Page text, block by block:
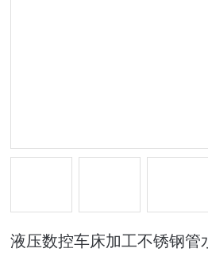
液压数控车床加工不锈钢管